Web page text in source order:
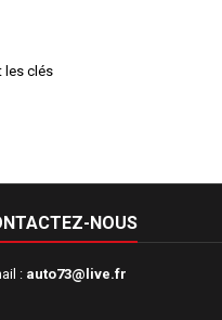
les clés
NOUS
: auto73@live.fr